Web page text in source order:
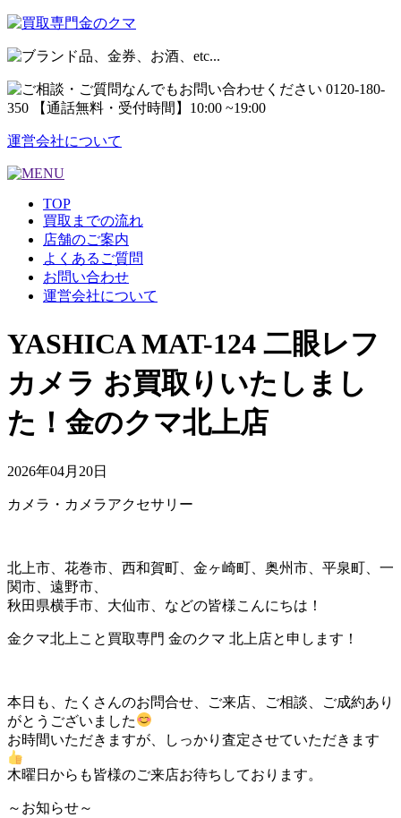
運営会社について
TOP
買取までの流れ
店舗のご案内
よくあるご質問
お問い合わせ
運営会社について
YASHICA MAT-124 二眼レフ
カメラ お買取りいたしまし
た！金のクマ北上店
2026年04月20日
カメラ・カメラアクセサリー
北上市、花巻市、西和賀町、金ヶ崎町、奥州市、平泉町、一
関市、遠野市、
秋田県横手市、大仙市、などの皆様こんにちは！
金クマ北上こと買取専門 金のクマ 北上店と申します！
本日も、たくさんのお問合せ、ご来店、ご相談、ご成約あり
がとうございました
お時間いただきますが、しっかり査定させていただきます
木曜日からも皆様のご来店お待ちしております。
～お知らせ～